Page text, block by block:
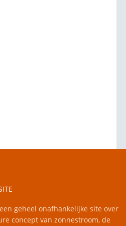
geheel onafhankelijke site over
concept van zonnestroom, de